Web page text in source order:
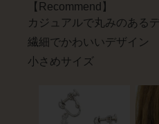
【Recommend】
カジュアルで丸みのある
繊細でかわいいデザイン
小さめサイズ